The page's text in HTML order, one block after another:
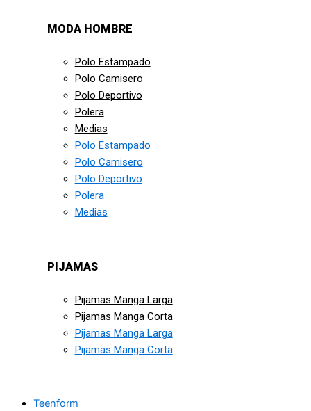
MODA HOMBRE
Polo Estampado
Polo Camisero
Polo Deportivo
Polera
Medias
Polo Estampado
Polo Camisero
Polo Deportivo
Polera
Medias
PIJAMAS
Pijamas Manga Larga
Pijamas Manga Corta
Pijamas Manga Larga
Pijamas Manga Corta
Teenform